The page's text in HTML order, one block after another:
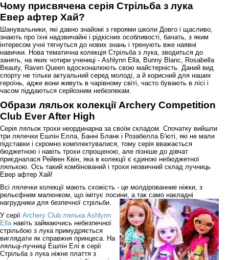
Чому присвячена серія Стрільба з лука
Евер афтер Хай?
Шанувальники, які давно знайомі з героями школи Довго і щасливо,
знають про їхні надзвичайні і рідкісних особливості, бачать, з яким
інтересом учні тягнуться до нових знань і тренують вже наявні
навички. Нова тематична колекція Стрільба з лука, зводиться до
занять, на яких чотири учениці - Ashlynn Ella, Bunny Blanc, Rosabella
Beauty, Raven Queen вдосконалюють свою майстерність. Даний вид
спорту не тільки актуальний серед молоді, а й корисний для наших
героїнь, адже вони живуть в чарівному світі, часто бувають в лісі і
часом піддаються серйозним небезпекам.
Образи ляльок колекції Archery Competition
Club Ever After High
Серія ляльок трохи неординарна за своїм складом. Спочатку вийшли
три лялечки Ешлін Елла, Банні Бланк і Розабелла Б'юті, які не мали
підставки і скромно комплектувалися, тому серія вважається
бюджетною і навіть трохи спрощеною, але пізніше до дівчат
приєдналася Рейвен Квін, яка в колекції є єдиною небюджетної
лялькою. Ось такий комбінований і трохи незвичний склад лучниць
Евер афтер Хай!
Всі лялечки колекції мають схожість - це молдірованние ніжки, з
рельєфним малюнком, що імітує лосини, а так само накладні
нагрудники для безпечної стрільби.
У серії Archery Club лялька Ashlynn
Ellaнавіть займаючись небезпечної
стрільбою з лука примудряється
виглядати як справжня принцеса. На
ляльці-лучниці Ешлін Елі в серії
Стрільба з лука ніжне плаття з